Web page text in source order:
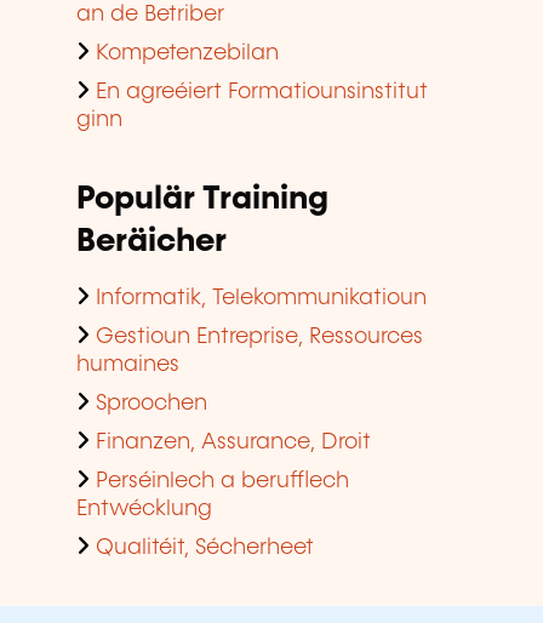
an de Betriber
Kompetenzebilan
En agreéiert Formatiounsinstitut
ginn
Populär Training
Beräicher
Informatik, Telekommunikatioun
Gestioun Entreprise, Ressources
humaines
Sproochen
Finanzen, Assurance, Droit
Perséinlech a berufflech
Entwécklung
Qualitéit, Sécherheet